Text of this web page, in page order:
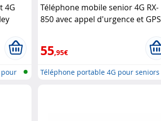
4G
Téléphone mobile senior 4G RX-
850 avec appel d'urgence et GPS
55,95€
Téléphone portable 4G pour seniors